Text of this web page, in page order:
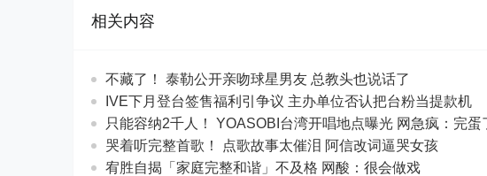
相关内容
不藏了！ 泰勒公开亲吻球星男友 总教头也说话了
IVE下月登台签售福利引争议 主办单位否认把台粉当提款机
只能容纳2千人！ YOASOBI台湾开唱地点曝光 网急疯：完蛋
哭着听完整首歌！ 点歌故事太催泪 阿信改词逼哭女孩
宥胜自揭「家庭完整和谐」不及格 网酸：很会做戏